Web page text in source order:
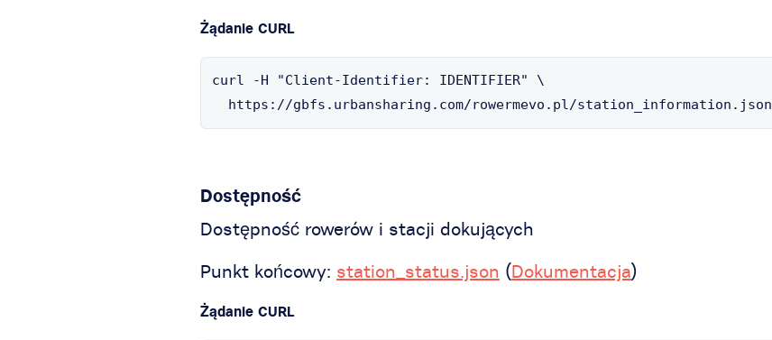
Żądanie CURL
curl -H "Client-Identifier: IDENTIFIER" \
  https://gbfs.urbansharing.com/rowermevo.pl/station_information.json
Dostępność
Dostępność rowerów i stacji dokujących
Punkt końcowy: station_status.json (Dokumentacja)
Żądanie CURL